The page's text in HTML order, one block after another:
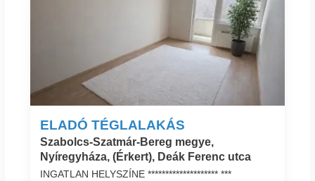
ELADÓ TÉGLALAKÁS
Szabolcs-Szatmár-Bereg megye,
Nyíregyháza, (Érkert), Deák Ferenc utca
INGATLAN HELYSZÍNE ******************** ***